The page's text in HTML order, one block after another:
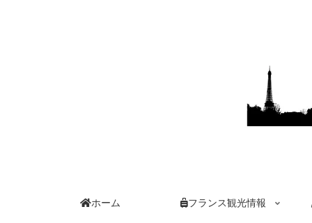
ホーム フランス観光情報